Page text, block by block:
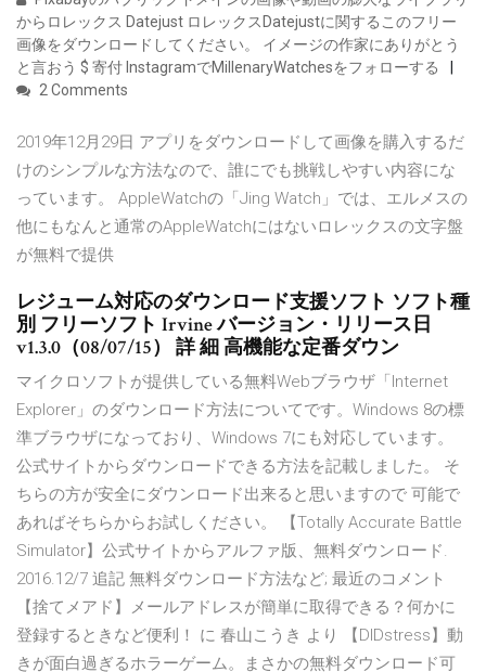
からロレックス Datejust ロレックスDatejustに関するこのフリー
画像をダウンロードしてください。 イメージの作家にありがとう
と言おう $ 寄付 InstagramでMillenaryWatchesをフォローする
2 Comments
2019年12月29日 アプリをダウンロードして画像を購入するだ
けのシンプルな方法なので、誰にでも挑戦しやすい内容にな
っています。 AppleWatchの「Jing Watch」では、エルメスの
他にもなんと通常のAppleWatchにはないロレックスの文字盤
が無料で提供
レジューム対応のダウンロード支援ソフト ソフト種
別 フリーソフト Irvine バージョン・リリース日
v1.3.0（08/07/15） 詳 細 高機能な定番ダウン
マイクロソフトが提供している無料Webブラウザ「Internet
Explorer」のダウンロード方法についてです。Windows 8の標
準ブラウザになっており、Windows 7にも対応しています。
公式サイトからダウンロードできる方法を記載しました。 そ
ちらの方が安全にダウンロード出来ると思いますので 可能で
あればそちらからお試しください。 【Totally Accurate Battle
Simulator】公式サイトからアルファ版、無料ダウンロード.
2016.12/7 追記 無料ダウンロード方法など; 最近のコメント
【捨てメアド】メールアドレスが簡単に取得できる？何かに
登録するときなど便利！ に 春山こうき より 【DIDstress】動
きが面白過ぎるホラーゲーム。まさかの無料ダウンロード可